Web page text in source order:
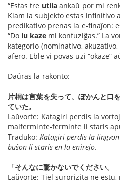
“Estas tre utila ankaŭ por mi
Kiam la subjekto estas infinitivo
predikativo prenas la e-finaĵon:
“Do iu kaze mi konfuziĝas.” La
kategorio (nominativo, akuzativo,
afero. Eble vi povas uzi “okaze”
Daŭras la rakonto:
片桐は言葉を失って、ぽかんと口
ていた。
Laŭvorte: Katagiri perdis la
malferminte-ferminte li staris
Traduko: Katagiri perdis la
buŝon li staris en la enirejo.
「そんなに驚かないでください。
Laŭvorte: Tiel surprizita ne estu,